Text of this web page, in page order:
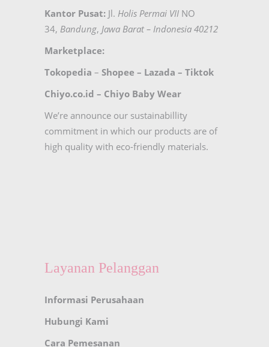
Kantor Pusat: Jl. Holis Permai VII NO
34, Bandung, Jawa Barat – Indonesia 40212
Marketplace:
Tokopedia – Shopee – Lazada – Tiktok
Chiyo.co.id – Chiyo Baby Wear
We’re announce our sustainabillity
commitment in which our products are of
high quality with eco-friendly materials.
Layanan Pelanggan
Informasi Perusahaan
Hubungi Kami
Cara Pemesanan